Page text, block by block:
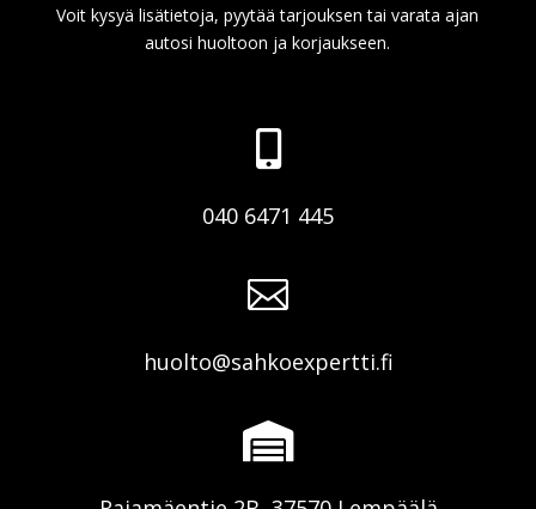
Voit kysyä lisätietoja, pyytää tarjouksen tai varata ajan
autosi huoltoon ja korjaukseen.

040 6471 445

huolto@sahkoexpertti.fi
